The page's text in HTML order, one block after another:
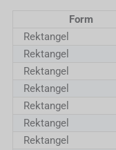
Form
Rektangel
Rektangel
Rektangel
Rektangel
Rektangel
Rektangel
Rektangel